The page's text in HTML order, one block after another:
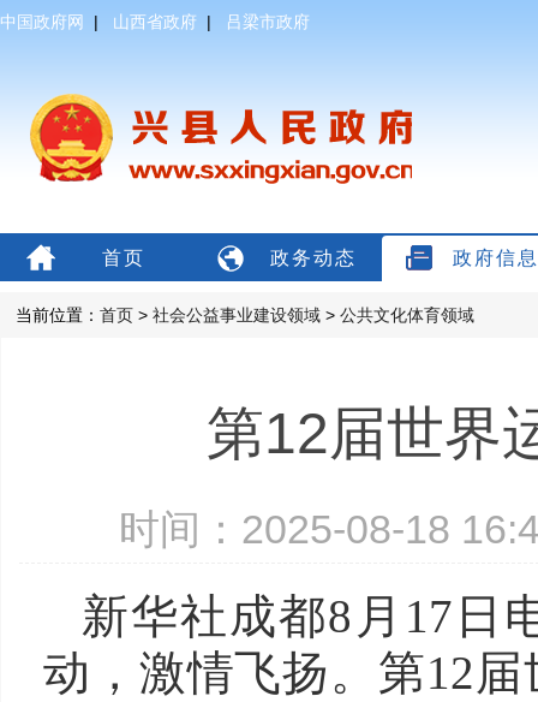
中国政府网 | 山西省政府 | 吕梁市政府
首页 政务动态 政府信
当前位置： 首页 > 社会公益事业建设领域 > 公共文化体育领域
第12届世界
时间：2025-08-18
新华社成都8月17
动，激情飞扬。第12